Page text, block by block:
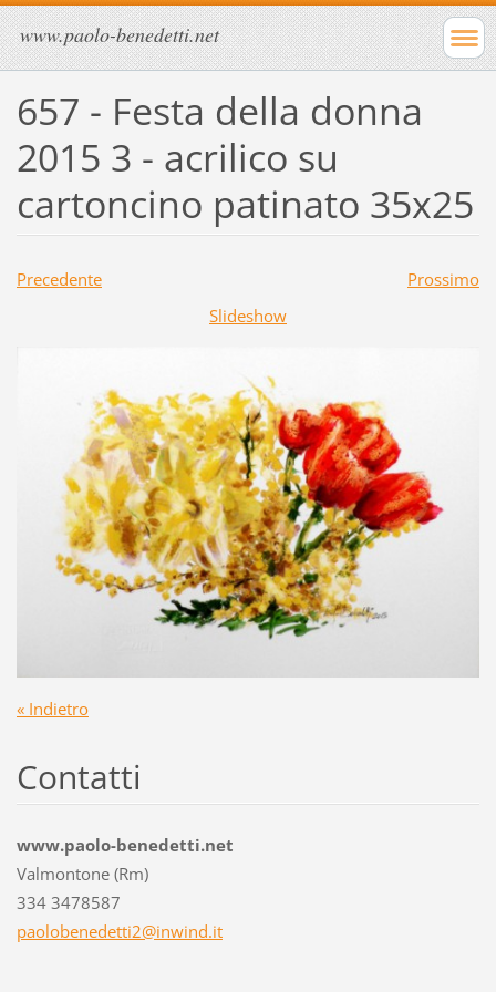
www.paolo-benedetti.net
657 - Festa della donna
2015 3 - acrilico su
cartoncino patinato 35x25
Precedente
Prossimo
Slideshow
« Indietro
Contatti
www.paolo-benedetti.net
Valmontone (Rm)
334 3478587
paolobenedetti2@inwind.it